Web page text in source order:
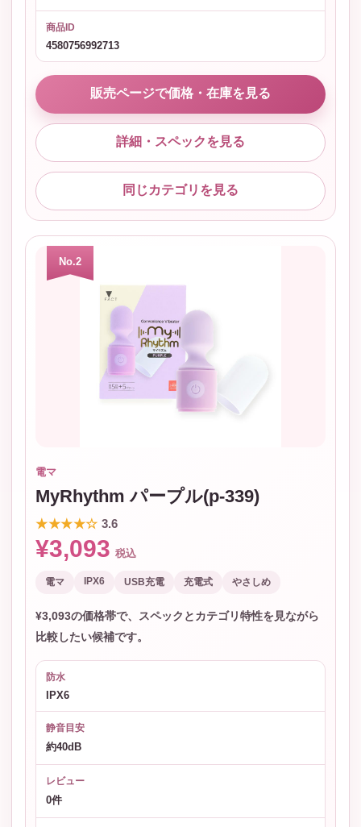
商品ID
4580756992713
販売ページで価格・在庫を見る
詳細・スペックを見る
同じカテゴリを見る
No.2
電マ
MyRhythm パープル(p-339)
★★★★☆ 3.6
¥3,093 税込
電マ IPX6 USB充電 充電式 やさしめ
¥3,093の価格帯で、スペックとカテゴリ特性を見ながら
比較したい候補です。
防水
IPX6
静音目安
約40dB
レビュー
0件